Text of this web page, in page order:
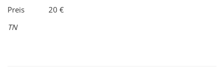
Preis 20 €
TN